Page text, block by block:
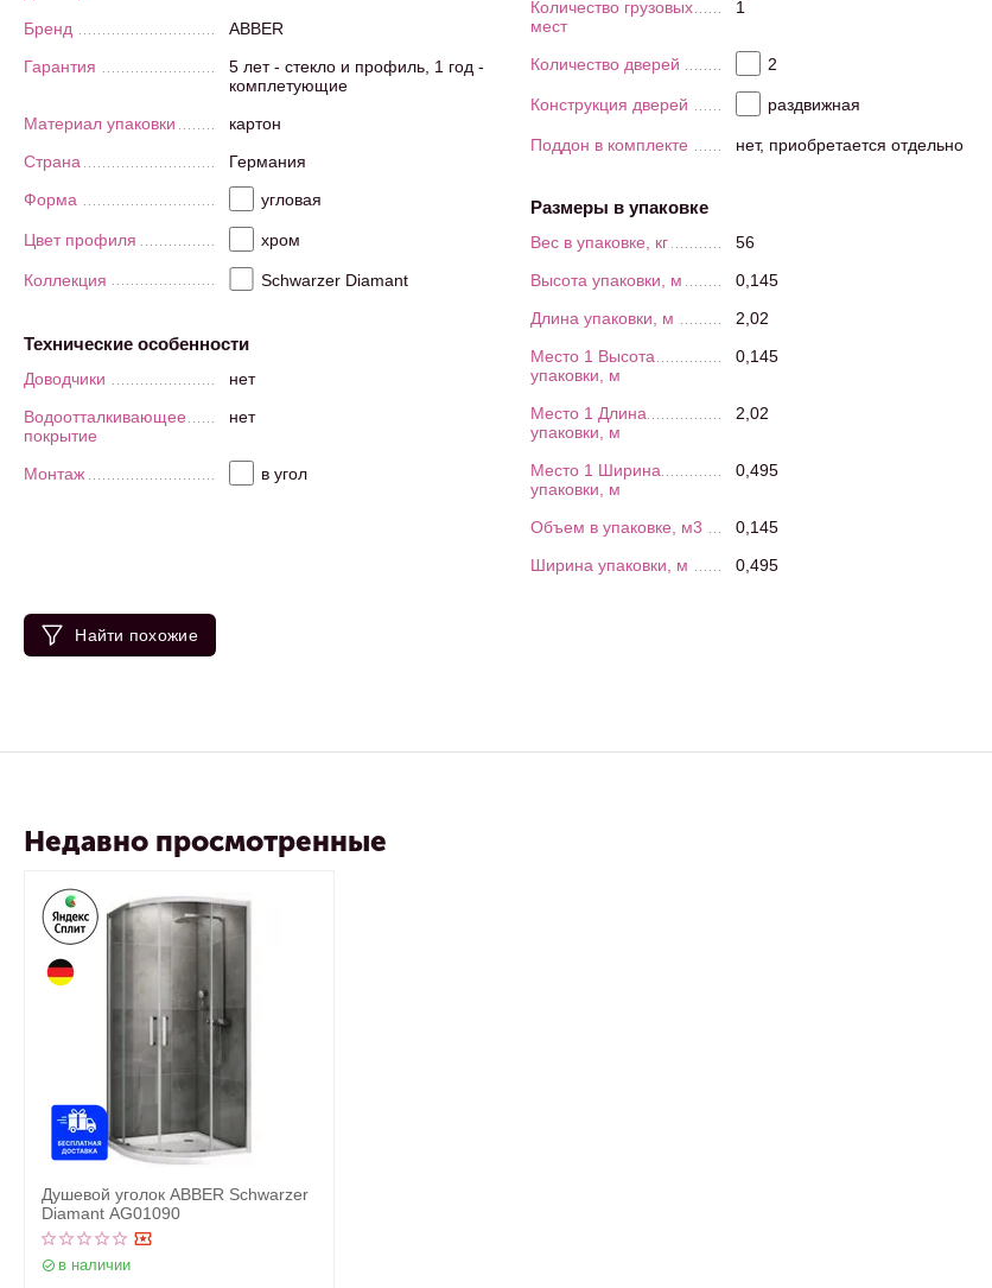
Бренд
ABBER
Гарантия
5 лет - стекло и профиль, 1 год -
комплетующие
Материал упаковки
картон
Страна
Германия
Форма
угловая
Цвет профиля хром
Коллекция Schwarzer Diamant
Технические особенности
Доводчики
нет
Водоотталкивающее
покрытие
нет
Монтаж в угол
Количество грузовых
мест
1
Количество дверей 2
Конструкция дверей раздвижная
Поддон в комплекте нет, приобретается отдельно
Размеры в упаковке
Вес в упаковке, кг
56
Высота упаковки, м
0,145
Длина упаковки, м
2,02
Место 1 Высота
упаковки, м
0,145
Место 1 Длина
упаковки, м
2,02
Место 1 Ширина
упаковки, м
0,495
Объем в упаковке, м3
0,145
Ширина упаковки, м
0,495
Найти похожие
Недавно просмотренные
Душевой уголок ABBER Schwarzer
Diamant AG01090
в наличии